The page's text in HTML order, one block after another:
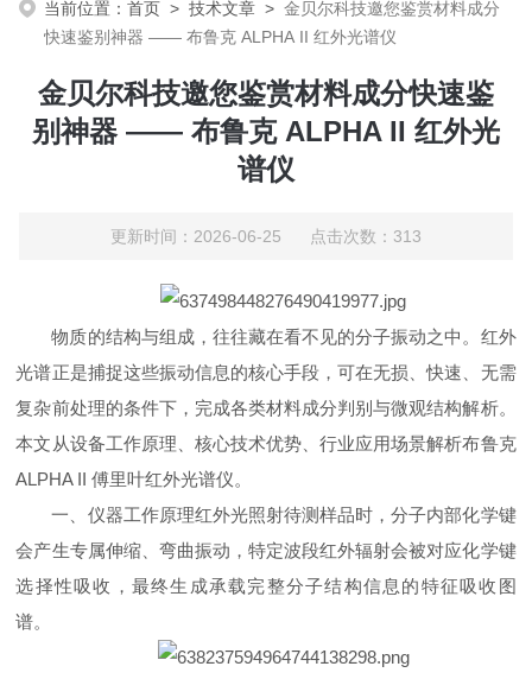
当前位置：首页 >技术文章 >金贝尔科技邀您鉴赏材料成分
快速鉴别神器 —— 布鲁克 ALPHA II 红外光谱仪
金贝尔科技邀您鉴赏材料成分快速鉴
别神器 —— 布鲁克 ALPHA II 红外光
谱仪
更新时间：2026-06-25 点击次数：313
物质的结构与组成，往往藏在看不见的分子振动之中。红外
光谱正是捕捉这些振动信息的核心手段，可在无损、快速、无需
复杂前处理的条件下，完成各类材料成分判别与微观结构解析。
本文从设备工作原理、核心技术优势、行业应用场景解析布鲁克
ALPHA II 傅里叶红外光谱仪。
一、仪器工作原理红外光照射待测样品时，分子内部化学键
会产生专属伸缩、弯曲振动，特定波段红外辐射会被对应化学键
选择性吸收，最终生成承载完整分子结构信息的特征吸收图
谱。